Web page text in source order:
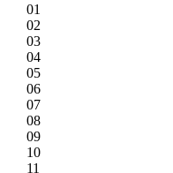
01
02
03
04
05
06
07
08
09
10
11